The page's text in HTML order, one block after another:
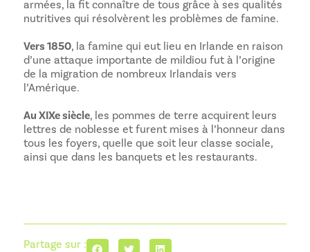
armées, la fit connaître de tous grâce à ses qualités
nutritives qui résolvèrent les problèmes de famine.
Vers 1850, la famine qui eut lieu en Irlande en raison
d’une attaque importante de mildiou fut à l’origine
de la migration de nombreux Irlandais vers
l’Amérique.
Au XIXe siècle, les pommes de terre acquirent leurs
lettres de noblesse et furent mises à l’honneur dans
tous les foyers, quelle que soit leur classe sociale,
ainsi que dans les banquets et les restaurants.
Partage sur :